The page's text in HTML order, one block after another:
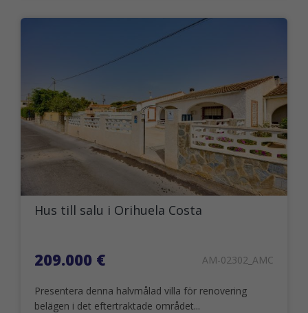
Hus till salu i Orihuela Costa
209.000 € AM-02302_AMC
Presentera denna halvmålad villa för renovering
belägen i det eftertraktade området...